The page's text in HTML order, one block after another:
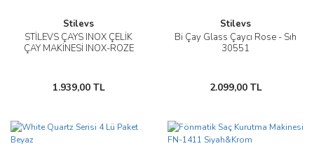
Stilevs
STİLEVS ÇAYS INOX ÇELİK
ÇAY MAKİNESİ INOX-ROZE
1.939,00 TL
Stilevs
Bi Çay Glass Çaycı Rose - Sıh
30551
2.099,00 TL